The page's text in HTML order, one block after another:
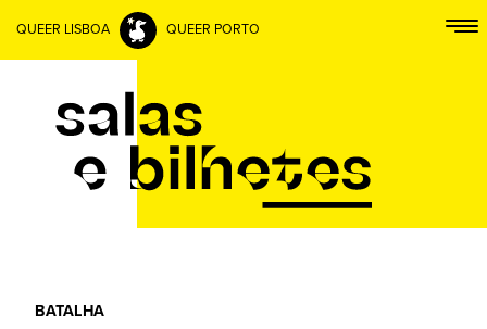
QUEER LISBOA QUEER PORTO
BATALHA